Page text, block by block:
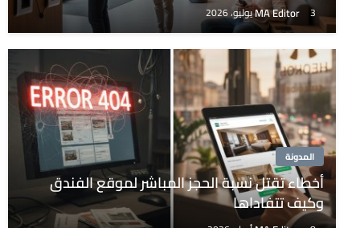
MA Editor 3 يوليو، 2026
المدونة
أخطاء تقتل نسبة الحجز المباشر لموقع الفندق
وكيف تتفاداها